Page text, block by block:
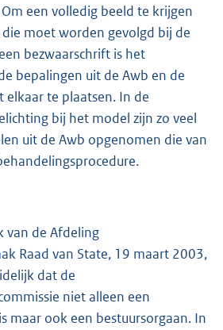
een volledig beeld te krijgen
moet worden gevolgd bij de
bezwaarschrift is het
bepalingen uit de Awb en de
elkaar te plaatsen. In de
bij het model zijn zo veel
uit de Awb opgenomen die van
van de Afdeling
Raad van State, 19 maart 2003,
dat de
niet alleen een
maar ook een bestuursorgaan. In